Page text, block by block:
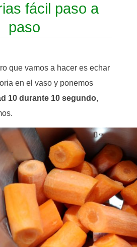
fácil paso a
paso
que vamos a hacer es echar
en el vaso y ponemos
10 durante 10 segundo,